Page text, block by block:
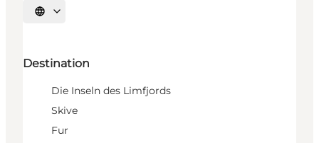
Sprache auswählen
Destination
Die Inseln des Limfjords
Skive
Fur